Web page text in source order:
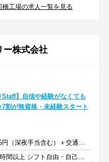
工場の求人一覧を見る
ー株式会社
Staff】自信や経験がなくても
割が無資格・未経験スタート
時給1831～1895円（深夜手当含む）＋交通費支給
週1日以上 1日8時間以上 シフト自由・自己申告